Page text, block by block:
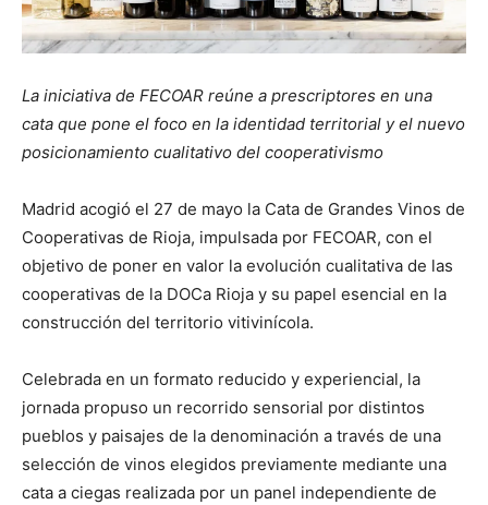
La iniciativa de FECOAR reúne a prescriptores en una
cata que pone el foco en la identidad territorial y el nuevo
posicionamiento cualitativo del cooperativismo
Madrid acogió el 27 de mayo la Cata de Grandes Vinos de
Cooperativas de Rioja, impulsada por FECOAR, con el
objetivo de poner en valor la evolución cualitativa de las
cooperativas de la DOCa Rioja y su papel esencial en la
construcción del territorio vitivinícola.
Celebrada en un formato reducido y experiencial, la
jornada propuso un recorrido sensorial por distintos
pueblos y paisajes de la denominación a través de una
selección de vinos elegidos previamente mediante una
cata a ciegas realizada por un panel independiente de